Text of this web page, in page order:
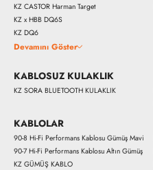
KZ CASTOR Harman Target
KZ x HBB DQ6S
KZ DQ6
Devamını Göster
KABLOSUZ KULAKLIK
KZ SORA BLUETOOTH KULAKLIK
KABLOLAR
90-8 Hi-Fi Performans Kablosu Gümüş Mavi
90-7 Hi-Fi Performans Kablosu Altın Gümüş
KZ GÜMÜŞ KABLO